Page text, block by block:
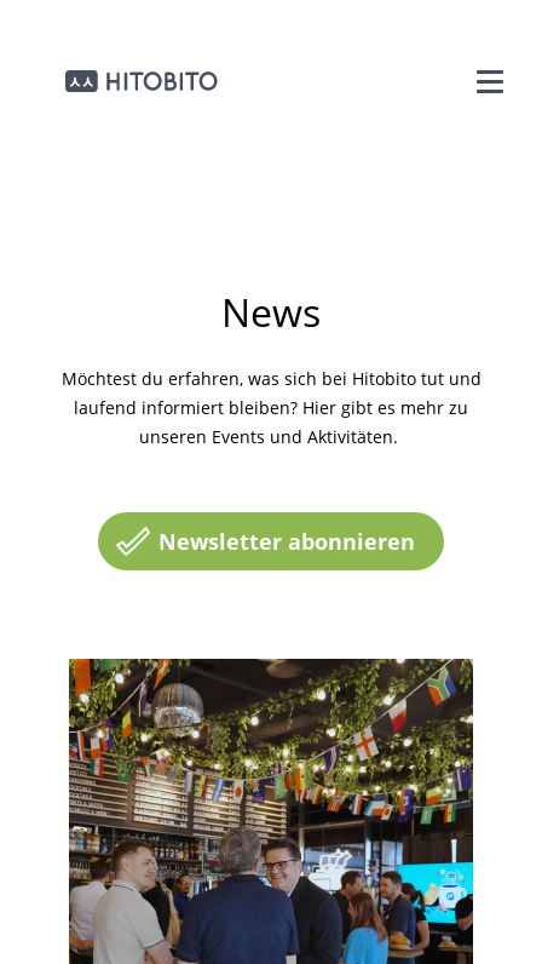
News
Möchtest du erfahren, was sich bei Hitobito tut und
laufend informiert bleiben? Hier gibt es mehr zu
unseren Events und Aktivitäten.
Newsletter abonnieren